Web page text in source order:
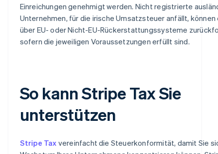
Einreichungen genehmigt werden. Nicht registrierte
Unternehmen, für die irische Umsatzsteuer anfällt,
über EU- oder Nicht-EU-Rückerstattungssysteme
sofern die jeweiligen Voraussetzungen erfüllt sind.
So kann Stripe Tax Sie
unterstützen
Stripe Tax vereinfacht die Steuerkonformität, damit Sie